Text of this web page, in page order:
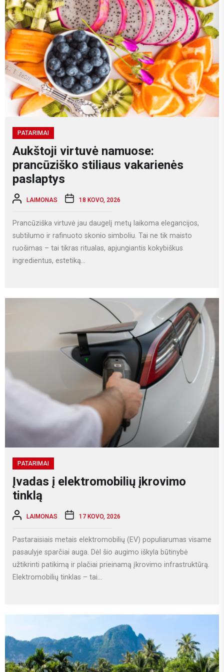
PATARIMAI
Aukštoji virtuvė namuose:
prancūziško stiliaus vakarienės
paslaptys
LAIMONAS 18 KOVO, 2026
Prancūziška virtuvė jau daugelį metų laikoma elegancijos,
subtilumo ir rafinuoto skonio simboliu. Tai ne tik maisto
ruošimas – tai tikras ritualas, apjungiantis kokybiškus
ingredientus, estetiką...
PATARIMAI
Įvadas į elektromobilių įkrovimo
tinklą
LAIMONAS 17 KOVO, 2026
Pastaraisiais metais elektromobilių (EV) populiarumas visame
pasaulyje sparčiai auga. Dėl šio augimo iškyla būtinybė
užtikrinti patikimą ir plačiai prieinamą įkrovimo infrastruktūrą.
Elektromobilių tinklas – tai...